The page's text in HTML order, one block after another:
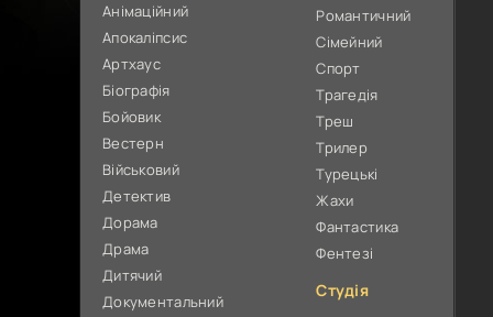
Анімаційний
Апокаліпсис
Артхаус
Біографія
Бойовик
Вестерн
Військовий
Детектив
Дорама
Драма
Дитячий
Документальний
Романтичний
Сімейний
Спорт
Трагедія
Треш
Трилер
Турецькі
Жахи
Фантастика
Фентезі
Студія